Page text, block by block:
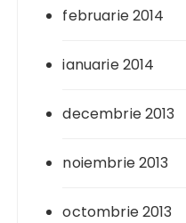
februarie 2014
ianuarie 2014
decembrie 2013
noiembrie 2013
octombrie 2013